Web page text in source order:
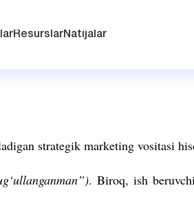
ResurslarNatijalar
strategik marketing vositasi
. Biroq, ish